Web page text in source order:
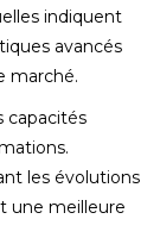
indiquent
avancés
marché.
capacités
les évolutions
une meilleure